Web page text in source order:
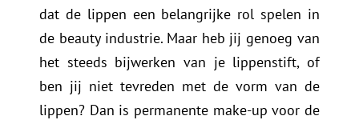
dat de lippen een belangrijke rol spelen in
de beauty industrie. Maar heb jij genoeg van
het steeds bijwerken van je lippenstift, of
ben jij niet tevreden met de vorm van de
lippen? Dan is permanente make-up voor de